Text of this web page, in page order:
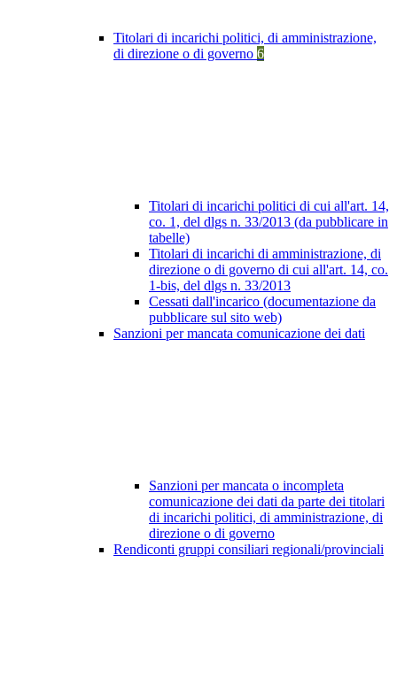
Titolari di incarichi politici, di amministrazione,
di direzione o di governo 6
Titolari di incarichi politici di cui all'art. 14,
co. 1, del dlgs n. 33/2013 (da pubblicare in
tabelle)
Titolari di incarichi di amministrazione, di
direzione o di governo di cui all'art. 14, co.
1-bis, del dlgs n. 33/2013
Cessati dall'incarico (documentazione da
pubblicare sul sito web)
Sanzioni per mancata comunicazione dei dati
Sanzioni per mancata o incompleta
comunicazione dei dati da parte dei titolari
di incarichi politici, di amministrazione, di
direzione o di governo
Rendiconti gruppi consiliari regionali/provinciali